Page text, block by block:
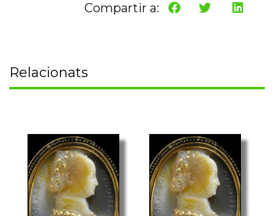
Compartir a:
Relacionats